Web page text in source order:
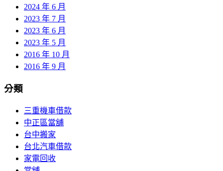
2024 年 6 月
2023 年 7 月
2023 年 6 月
2023 年 5 月
2016 年 10 月
2016 年 9 月
分類
三重機車借款
中正區當舖
台中搬家
台北汽車借款
家電回收